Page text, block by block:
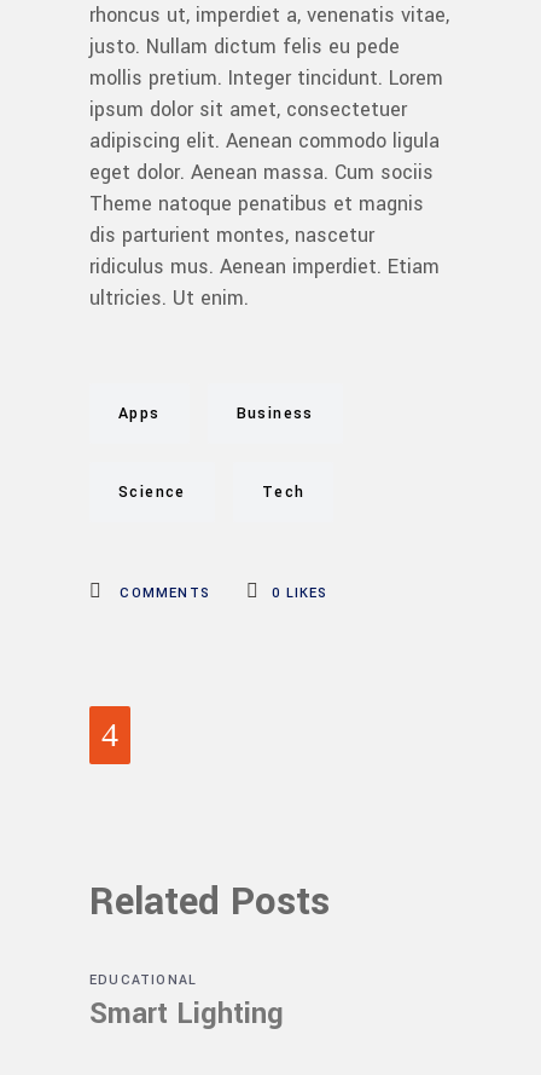
rhoncus ut, imperdiet a, venenatis vitae,
justo. Nullam dictum felis eu pede
mollis pretium. Integer tincidunt. Lorem
ipsum dolor sit amet, consectetuer
adipiscing elit. Aenean commodo ligula
eget dolor. Aenean massa. Cum sociis
Theme natoque penatibus et magnis
dis parturient montes, nascetur
ridiculus mus. Aenean imperdiet. Etiam
ultricies. Ut enim.
Apps Business
Science Tech
COMMENTS 0 LIKES
Related Posts
EDUCATIONAL
Smart Lighting